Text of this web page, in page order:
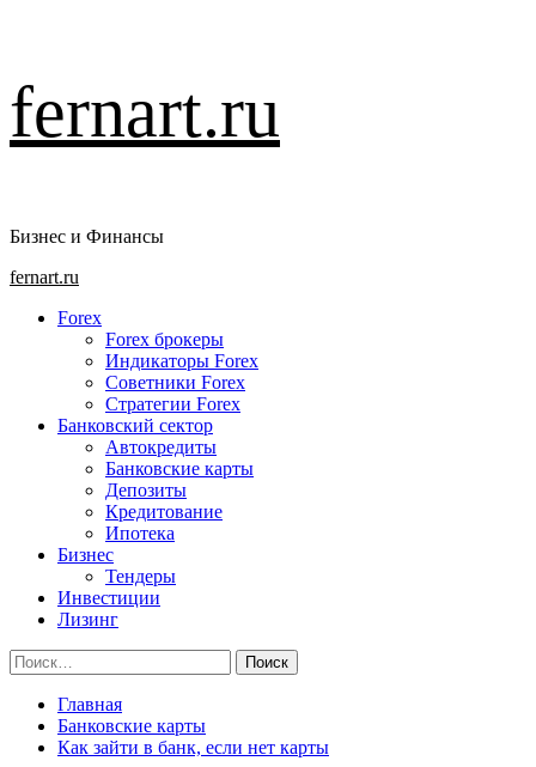
Перейти
к
содержимому
fernart.ru
Бизнес и Финансы
Основное
fernart.ru
Forex
Forex брокеры
Индикаторы Forex
Советники Forex
Стратегии Forex
Банковский сектор
Автокредиты
Банковские карты
Депозиты
Кредитование
Ипотека
Бизнес
Тендеры
Инвестиции
Лизинг
Найти:
Главная
Банковские карты
Как зайти в банк, если нет карты